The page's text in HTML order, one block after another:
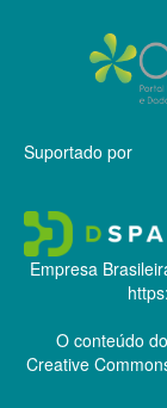
Suportado por
Empresa
O conteúdo
Creative